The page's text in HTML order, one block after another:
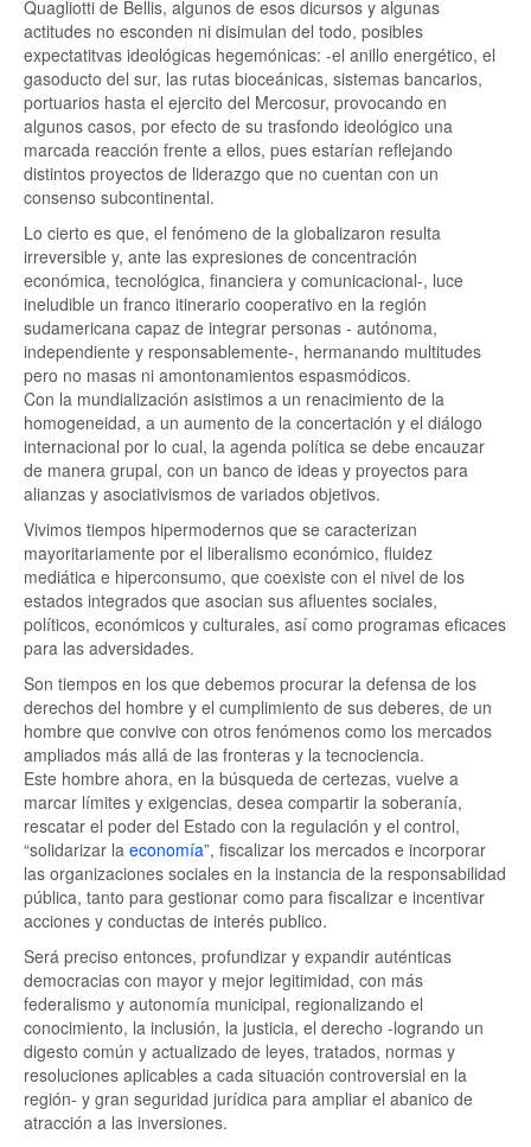
Quagliotti de Bellis, algunos de esos dicursos y algunas
actitudes no esconden ni disimulan del todo, posibles
expectatitvas ideológicas hegemónicas: -el anillo energético, el
gasoducto del sur, las rutas bioceánicas, sistemas bancarios,
portuarios hasta el ejercito del Mercosur, provocando en
algunos casos, por efecto de su trasfondo ideológico una
marcada reacción frente a ellos, pues estarían reflejando
distintos proyectos de liderazgo que no cuentan con un
consenso subcontinental.
Lo cierto es que, el fenómeno de la globalizaron resulta
irreversible y, ante las expresiones de concentración
económica, tecnológica, financiera y comunicacional-, luce
ineludible un franco itinerario cooperativo en la región
sudamericana capaz de integrar personas - autónoma,
independiente y responsablemente-, hermanando multitudes
pero no masas ni amontonamientos espasmódicos.
Con la mundialización asistimos a un renacimiento de la
homogeneidad, a un aumento de la concertación y el diálogo
internacional por lo cual, la agenda política se debe encauzar
de manera grupal, con un banco de ideas y proyectos para
alianzas y asociativismos de variados objetivos.
Vivimos tiempos hipermodernos que se caracterizan
mayoritariamente por el liberalismo económico, fluidez
mediática e hiperconsumo, que coexiste con el nivel de los
estados integrados que asocian sus afluentes sociales,
políticos, económicos y culturales, así como programas eficaces
para las adversidades.
Son tiempos en los que debemos procurar la defensa de los
derechos del hombre y el cumplimiento de sus deberes, de un
hombre que convive con otros fenómenos como los mercados
ampliados más allá de las fronteras y la tecnociencia.
Este hombre ahora, en la búsqueda de certezas, vuelve a
marcar límites y exigencias, desea compartir la soberanía,
rescatar el poder del Estado con la regulación y el control,
“solidarizar la economía”, fiscalizar los mercados e incorporar
las organizaciones sociales en la instancia de la responsabilidad
pública, tanto para gestionar como para fiscalizar e incentivar
acciones y conductas de interés publico.
Será preciso entonces, profundizar y expandir auténticas
democracias con mayor y mejor legitimidad, con más
federalismo y autonomía municipal, regionalizando el
conocimiento, la inclusión, la justicia, el derecho -logrando un
digesto común y actualizado de leyes, tratados, normas y
resoluciones aplicables a cada situación controversial en la
región- y gran seguridad jurídica para ampliar el abanico de
atracción a las inversiones.